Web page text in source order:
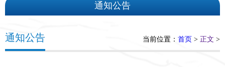
通知公告
通知公告 当前位置： 首页 > 正文 >